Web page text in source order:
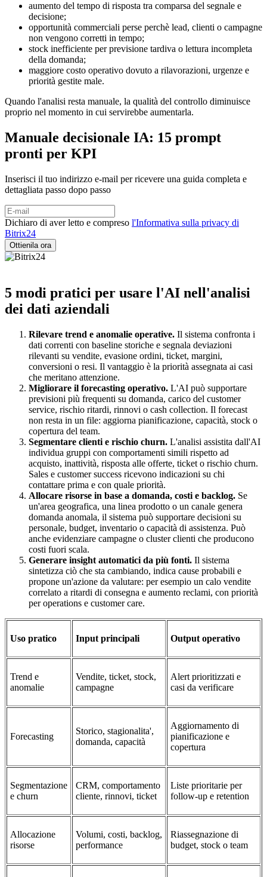
aumento del tempo di risposta tra comparsa del segnale e
decisione;
opportunità commerciali perse perchè lead, clienti o campagne
non vengono corretti in tempo;
stock inefficiente per previsione tardiva o lettura incompleta
della domanda;
maggiore costo operativo dovuto a rilavorazioni, urgenze e
priorità gestite male.
Quando l'analisi resta manuale, la qualità del controllo diminuisce
proprio nel momento in cui servirebbe aumentarla.
Manuale decisionale IA: 15 prompt
pronti per KPI
Inserisci il tuo indirizzo e-mail per ricevere una guida completa e
dettagliata passo dopo passo
Dichiaro di aver letto e compreso l'Informativa sulla privacy di
Bitrix24
5 modi pratici per usare l'AI nell'analisi
dei dati aziendali
Rilevare trend e anomalie operative. Il sistema confronta i
dati correnti con baseline storiche e segnala deviazioni
rilevanti su vendite, evasione ordini, ticket, margini,
conversioni o resi. Il vantaggio è la priorità assegnata ai casi
che meritano attenzione.
Migliorare il forecasting operativo. L'AI può supportare
previsioni più frequenti su domanda, carico del customer
service, rischio ritardi, rinnovi o cash collection. Il forecast
non resta in un file: aggiorna pianificazione, capacità, stock o
copertura del team.
Segmentare clienti e rischio churn. L'analisi assistita dall'AI
individua gruppi con comportamenti simili rispetto ad
acquisto, inattività, risposta alle offerte, ticket o rischio churn.
Sales e customer success ricevono indicazioni su chi
contattare prima e con quale priorità.
Allocare risorse in base a domanda, costi e backlog. Se
un'area geografica, una linea prodotto o un canale genera
domanda anomala, il sistema può supportare decisioni su
personale, budget, inventario o capacità di assistenza. Può
anche evidenziare campagne o cluster clienti che producono
costi fuori scala.
Generare insight automatici da più fonti. Il sistema
sintetizza ciò che sta cambiando, indica cause probabili e
propone un'azione da valutare: per esempio un calo vendite
correlato a ritardi di consegna e aumento reclami, con priorità
per operations e customer care.
Uso pratico Input principali Output operativo
Trend e
anomalie
Vendite, ticket, stock,
campagne
Alert prioritizzati e
casi da verificare
Forecasting
Storico, stagionalita',
domanda, capacità
Aggiornamento di
pianificazione e
copertura
Segmentazione
e churn
CRM, comportamento
cliente, rinnovi, ticket
Liste prioritarie per
follow-up e retention
Allocazione
risorse
Volumi, costi, backlog,
performance
Riassegnazione di
budget, stock o team